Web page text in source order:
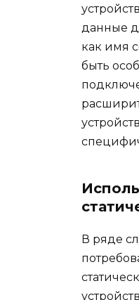
данные
как имя
быть
В ряде